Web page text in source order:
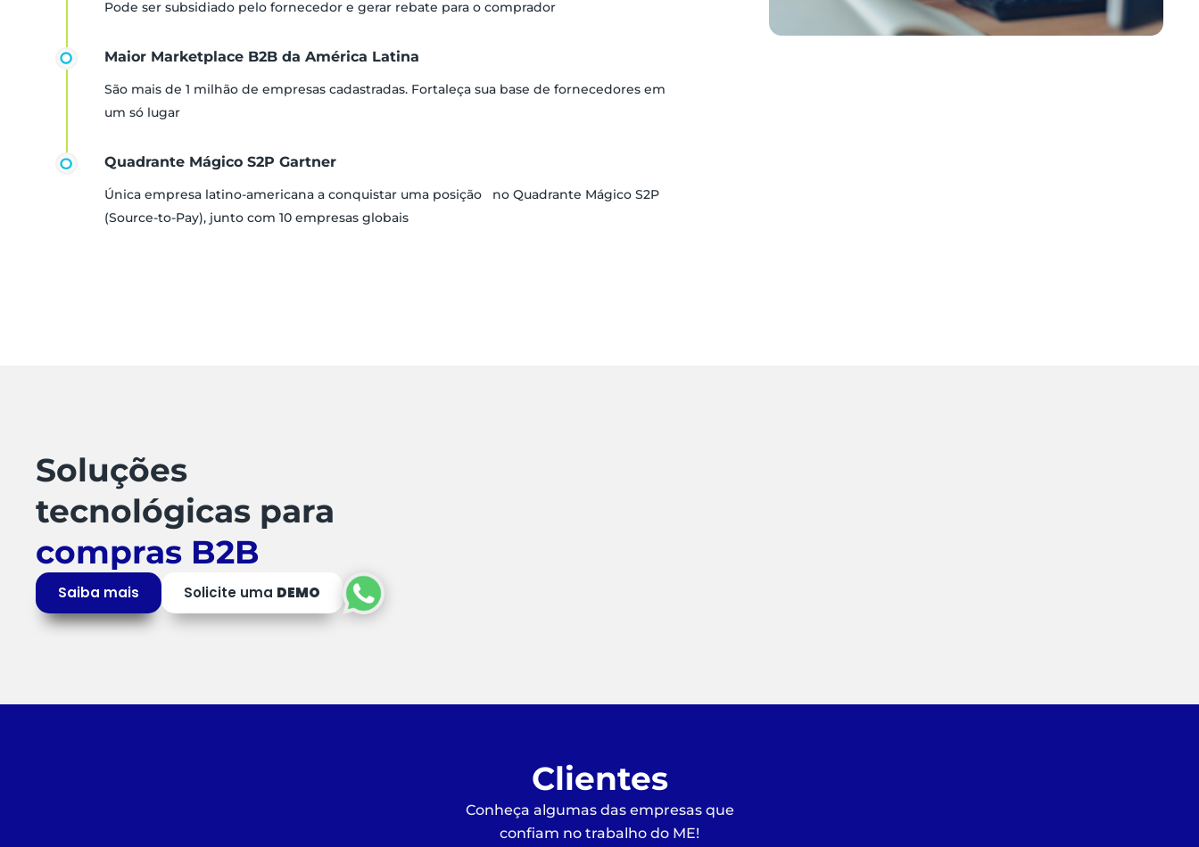
Pode ser subsidiado pelo fornecedor e gerar rebate para o comprador
Maior Marketplace B2B da América Latina
São mais de 1 milhão de empresas cadastradas. Fortaleça sua base de fornecedores em
um só lugar
Quadrante Mágico S2P Gartner
Única empresa latino-americana a conquistar uma posição no Quadrante Mágico S2P
(Source-to-Pay), junto com 10 empresas globais
Soluções
tecnológicas para
compras B2B
Saiba mais Solicite uma DEMO
Clientes
Conheça algumas das empresas que
confiam no trabalho do ME!